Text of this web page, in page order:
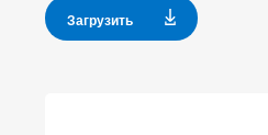
Загрузить